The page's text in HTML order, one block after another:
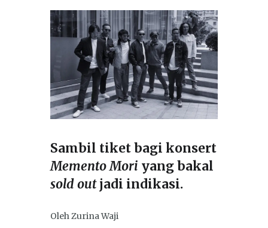
Sambil tiket bagi konsert
Memento Mori yang bakal
sold outjadi indikasi.
Oleh Zurina Waji